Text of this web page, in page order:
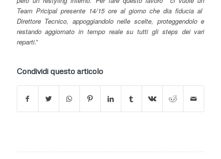
Team Pricipal presente 14/15 ore al giorno che dia fiducia al
Direttore Tecnico, appoggiandolo nelle scelte, proteggendolo e
restando aggiornato in tempo reale su tutti gli steps dei vari
reparti.”
Condividi questo articolo